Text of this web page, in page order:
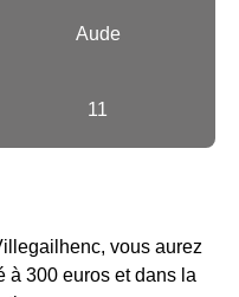
Aude
11
vous aurez
à 300 euros et dans la